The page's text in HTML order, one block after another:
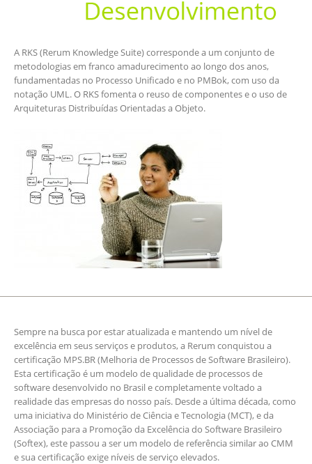
A RKS (Rerum Knowledge Suite) corresponde a um conjunto de
metodologias em franco amadurecimento ao longo dos anos,
fundamentadas no Processo Unificado e no PMBok, com uso da
notação UML. O RKS fomenta o reuso de componentes e o uso de
Arquiteturas Distribuídas Orientadas a Objeto.
Sempre na busca por estar atualizada e mantendo um nível de
excelência em seus serviços e produtos, a Rerum conquistou a
certificação MPS.BR (Melhoria de Processos de Software Brasileiro).
Esta certificação é um modelo de qualidade de processos de
software desenvolvido no Brasil e completamente voltado a
realidade das empresas do nosso país. Desde a última década, como
uma iniciativa do Ministério de Ciência e Tecnologia (MCT), e da
Associação para a Promoção da Excelência do Software Brasileiro
(Softex), este passou a ser um modelo de referência similar ao CMM
e sua certificação exige níveis de serviço elevados.